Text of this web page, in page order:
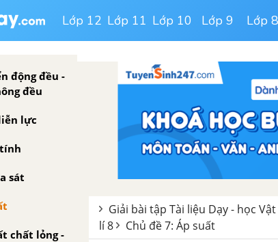
Lớp 12 Lớp 11 Lớp 10 Lớp 9 Lớp 8
động cơ
động đều -
đều
lực
sát
chất lỏng -
Giải bài tập Tài liệu Dạy - học
lí 8
Chủ đề 7: Áp suất